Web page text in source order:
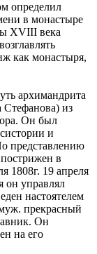
определил
в монастыре
XVIII века
как монастыря,
архимандрита
из
Он был
и
представлению
в
1808г. 19 апреля
он управлял
настоятелем
прекрасный
Он
на его